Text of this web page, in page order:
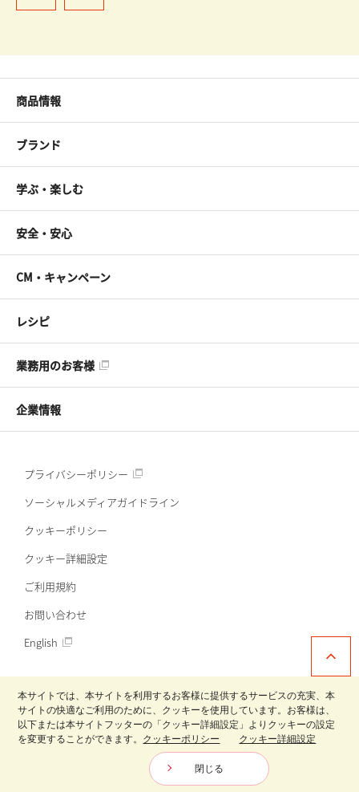
商品情報
ブランド
学ぶ・楽しむ
安全・安心
CM・キャンペーン
レシピ
業務用のお客様
企業情報
プライバシーポリシー
ソーシャルメディアガイドライン
クッキーポリシー
クッキー詳細設定
ご利用規約
お問い合わせ
English
日清製粉グループ
Copyright © Nisshin Seifun Welna Inc. All Rights Reserved.
本サイトでは、本サイトを利用するお客様に提供するサービスの充実、本
サイトの快適なご利用のために、クッキーを使用しています。お客様は、
以下または本サイトフッターの「クッキー詳細設定」よりクッキーの設定
を変更することができます。 クッキーポリシー クッキー詳細設定
閉じる